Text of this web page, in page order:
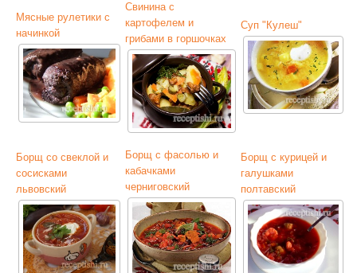
Мясные рулетики с
начинкой
Свинина с
картофелем и
грибами в горшочках
Суп "Кулеш"
Борщ со свеклой и
сосисками
львовский
Борщ с фасолью и
кабачками
черниговский
Борщ с курицей и
галушками
полтавский